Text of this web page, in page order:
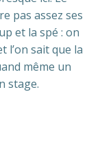
pas assez ses
et la spé : on
l’on sait que la
même un
stage.